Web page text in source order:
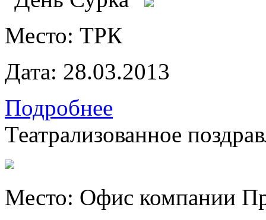
Место: ТРК
Дата: 28.03.2013
Подробнее
Театрализованное
Место: Офис компании